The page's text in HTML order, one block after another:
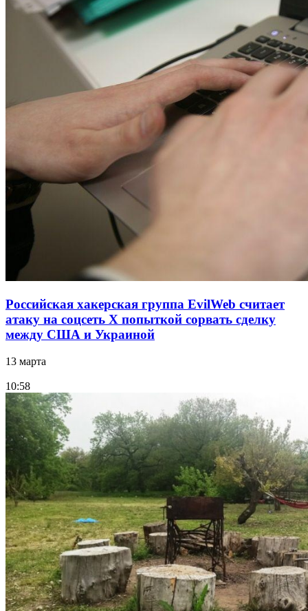
Российская хакерская группа EvilWeb считает
атаку на соцсеть Х попыткой сорвать сделку
между США и Украиной
13 марта
10:58